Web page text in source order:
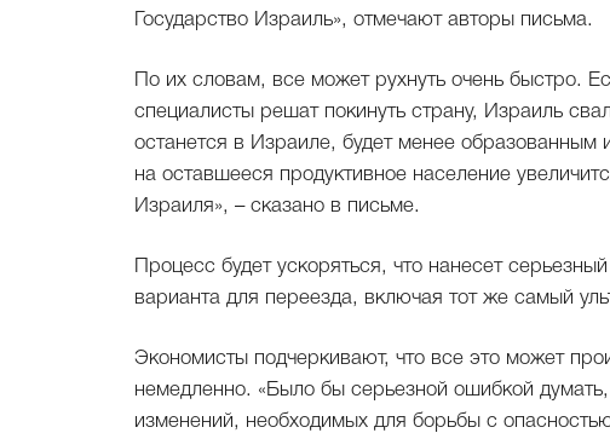
Государство Израиль», отмечают авторы письма.
По их словам, все может рухнуть очень быстро.
специалисты решат покинуть страну, Израиль
останется в Израиле, будет менее
на оставшееся продуктивное население
Израиля», – сказано в письме.
Процесс будет ускоряться, что нанесет
варианта для переезда, включая тот же самый
Экономисты подчеркивают, что все это может
немедленно. «Было бы серьезной ошибкой
изменений, необходимых для борьбы с